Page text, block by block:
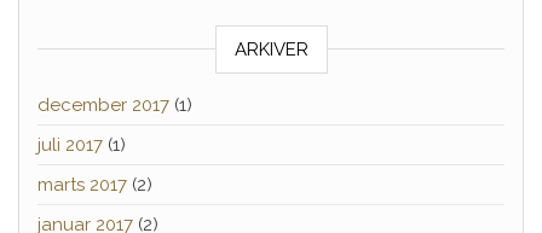
ARKIVER
december 2017 (1)
juli 2017 (1)
marts 2017 (2)
januar 2017 (2)